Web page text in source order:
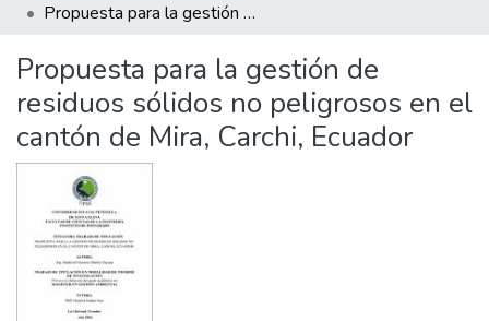
Statistics
Propuesta para la gestión de residuos sólidos no peligrosos en el cantón de Mira, Carchi, Ecuador
Propuesta para la gestión de
residuos sólidos no peligrosos en el
cantón de Mira, Carchi, Ecuador